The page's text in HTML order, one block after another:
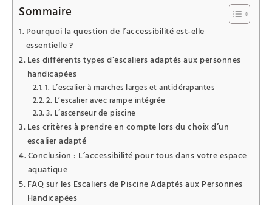
Sommaire
Pourquoi la question de l’accessibilité est-elle
essentielle ?
Les différents types d’escaliers adaptés aux personnes
handicapées
1. L’escalier à marches larges et antidérapantes
2. L’escalier avec rampe intégrée
3. L’ascenseur de piscine
Les critères à prendre en compte lors du choix d’un
escalier adapté
Conclusion : L’accessibilité pour tous dans votre espace
aquatique
FAQ sur les Escaliers de Piscine Adaptés aux Personnes
Handicapées